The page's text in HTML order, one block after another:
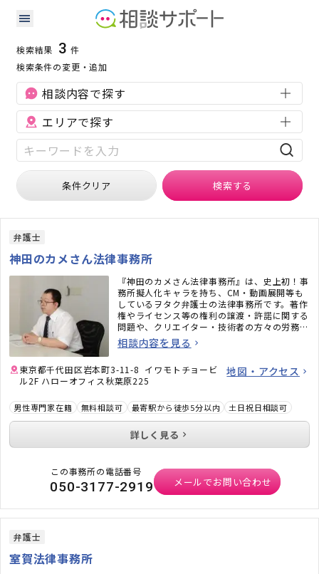
長野県の労働問題に強い専門家の検索結果
労働問題
検索結果 3 件
検索条件の変更・追加
相談内容で探す
エリアで探す
条件クリア 検索する
弁護士
神田のカメさん法律事務所
『神田のカメさん法律事務所』は、史上初！事
務所擬人化キャラを持ち、CM・動画展開等も
しているヲタク弁護士の法律事務所です。著作
権やライセンス等の権利の譲渡・許諾に関する
問題や、クリエイター・技術者の方々の労務問
題にも力を入れています。また、相続問題、遺
言書作成、戦略的離婚サービスなどもご好評い
相談内容を見る
東京都千代田区岩本町3-11-8 イワモトチョービ
ル2F ハローオフィス秋葉原225
地図・アクセス
男性専門家在籍 無料相談可 最寄駅から徒歩5分以内 土日祝日相談可
詳しく見る
この事務所の電話番号
050-3177-2919 メールでお問い合わせ
弁護士
室賀法律事務所